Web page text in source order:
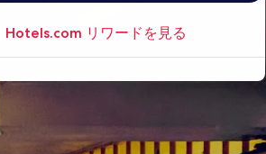
Hotels.com リワードを見る